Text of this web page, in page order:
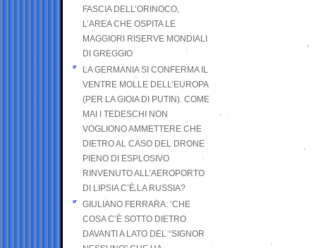
FASCIA DELL’ORINOCO,
L’AREA CHE OSPITA LE
MAGGIORI RISERVE MONDIALI
DI GREGGIO
LA GERMANIA SI CONFERMA IL
VENTRE MOLLE DELL’EUROPA
(PER LA GIOIA DI PUTIN). COME
MAI I TEDESCHI NON
VOGLIONO AMMETTERE CHE
DIETRO AL CASO DEL DRONE
PIENO DI ESPLOSIVO
RINVENUTO ALL’AEROPORTO
DI LIPSIA C’È LA RUSSIA?
GIULIANO FERRARA: ’CHE
COSA C’È SOTTO DIETRO
DAVANTI A LATO DEL “SIGNOR